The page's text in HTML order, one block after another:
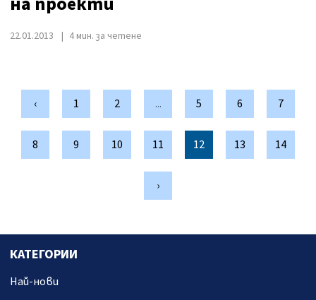
22.01.2013 4 мин. за четене
‹ 1 2 ... 5 6 7
8 9 10 11 12 13 14
›
КАТЕГОРИИ
Най-нови